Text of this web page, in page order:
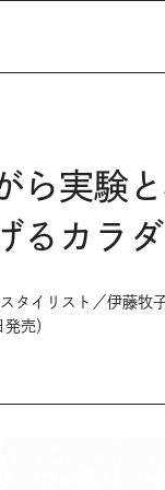
ら実験
るカラダ
イリスト／伊藤牧
売）